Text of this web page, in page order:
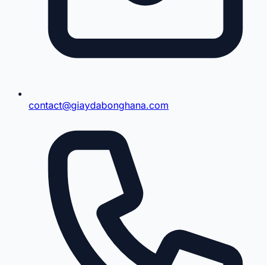
contact@giaydabonghana.com